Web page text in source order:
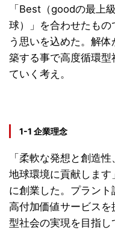
「Best（goodの最上
球）」を合わせたも
う思いを込めた。解
築する事で高度循環
ていく考え。
1-1 企業理念
「柔軟な発想と創造
地球環境に貢献しま
に創業した。プラン
高付加価値サービス
型社会の実現を目指し